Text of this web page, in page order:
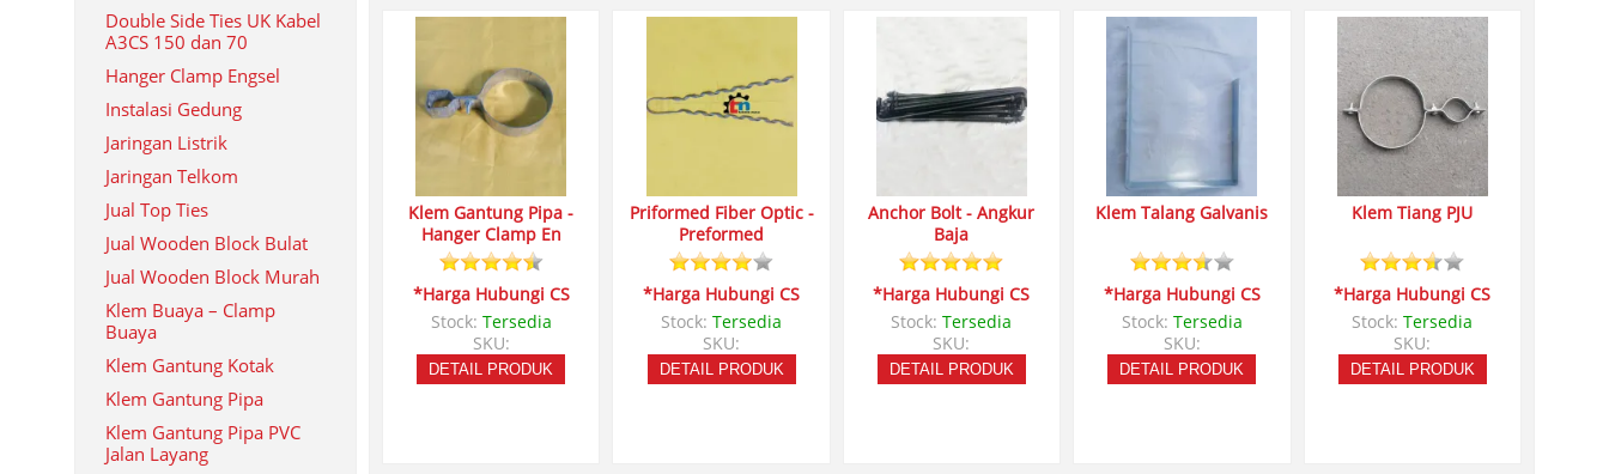
Klem Gantung Pipa -
Hanger Clamp En
*Harga Hubungi CS
Stock: Tersedia
SKU:
DETAIL PRODUK
Priformed Fiber Optic -
Preformed
*Harga Hubungi CS
Stock:Tersedia
SKU:
DETAIL PRODUK
Anchor Bolt - Angkur
Baja
*Harga Hubungi CS
Stock:Tersedia
SKU:
DETAIL PRODUK
Klem Talang Galvanis
*Harga Hubungi CS
Stock: Tersedia
SKU:
DETAIL PRODUK
Klem Tiang PJU
*Harga Hubungi CS
Stock:Tersedia
SKU:
DETAIL PRODUK
Double Side Ties UK Kabel
A3CS 150 dan 70
Hanger Clamp Engsel
Instalasi Gedung
Jaringan Listrik
Jaringan Telkom
Jual Top Ties
Jual Wooden Block Bulat
Jual Wooden Block Murah
Klem Buaya – Clamp
Buaya
Klem Gantung Kotak
Klem Gantung Pipa
Klem Gantung Pipa PVC
Jalan Layang